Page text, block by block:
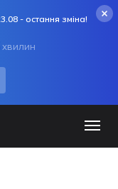
- остання зміна!
хвилин